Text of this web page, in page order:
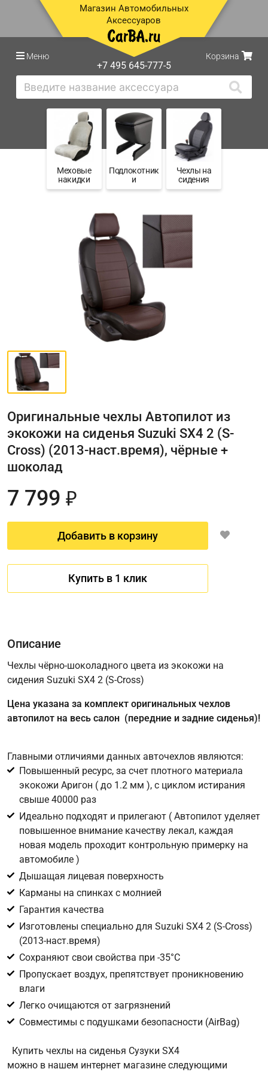
Магазин Автомобильных
Аксессуаров
Меню
+7 495 645-777-5
Корзина
Меховые
накидки
Подлокотник
и
Чехлы на
сидения
Оригинальные чехлы Автопилот из
экокожи на сиденья Suzuki SX4 2 (S-
Cross) (2013-наст.время), чёрные +
шоколад
7 799 ₽
Добавить в корзину
Купить в 1 клик
Имя
Соглашение об обработке персональных данных
Для подтверждения своего согласия на обработку ваших
персональных данных в целях исполнения запроса введите
в поле ниже цифру
Цифра с картинки
Описание
Чехлы чёрно-шоколадного цвета из экокожи на
сидения Suzuki SX4 2 (S-Cross)
Цена указана за комплект оригинальных чехлов
автопилот на весь салон (передние и задние сиденья)!
Главными отличиями данных авточехлов являются:
Повышенный ресурс, за счет плотного материала
экокожи Аригон ( до 1.2 мм ), с циклом истирания
свыше 40000 раз
Идеально подходят и прилегают ( Автопилот уделяет
повышенное внимание качеству лекал, каждая
новая модель проходит контрольную примерку на
автомобиле )
Дышащая лицевая поверхность
Карманы на спинках с молнией
Гарантия качества
Изготовлены специально для Suzuki SX4 2 (S-Cross)
(2013-наст.время)
Сохраняют свои свойства при -35°С
Пропускает воздух, препятствует проникновению
влаги
Легко очищаются от загрязнений
Совместимы с подушками безопасности (AirBag)
Купить чехлы на сиденья Сузуки SX4
можно в нашем интернет магазине следующими